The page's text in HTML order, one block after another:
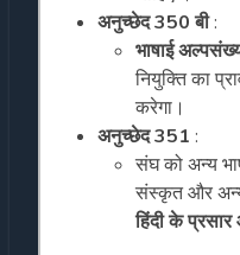
अनुच्छेद 350 बी:
भाषाई
नियुक्ति का
करेगा।
अनुच्छेद 351 :
संघ को अन्य
संस्कृत और
हिंदी के प्रसार